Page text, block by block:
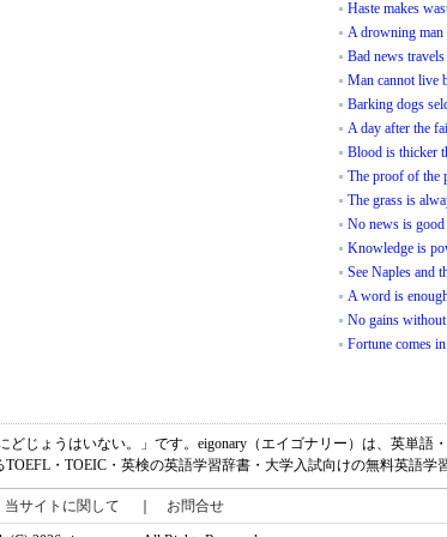
Haste makes
A drowning man
Bad news travels
Man cannot live
Barking dogs
A day after the
Blood is thicker
The proof of the
The grass is
No news is good
Knowledge is
See Naples and
A word is
No gains without
Fortune comes
にどじょうはいない。」です。eigonary（エイゴナリー）は、英単語
・TOEIC・英検の英語学習辞書・大学入試向けの無料英語学
当サイトに関して お問合せ